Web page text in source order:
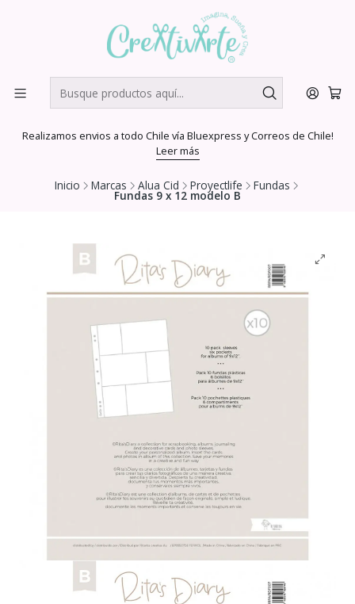
Realizamos envios a todo Chile vía Bluexpress y Correos de Chile!
Leer más
Inicio Marcas Alua Cid Proyectlife Fundas
Fundas 9 x 12 modelo B